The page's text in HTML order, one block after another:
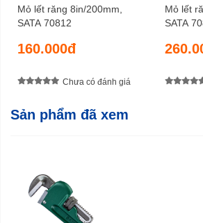
Mỏ lết răng 8in/200mm,
SATA 70812
160.000đ
Chưa có đánh giá
Mỏ lết
SATA
Sản phẩm đã xem